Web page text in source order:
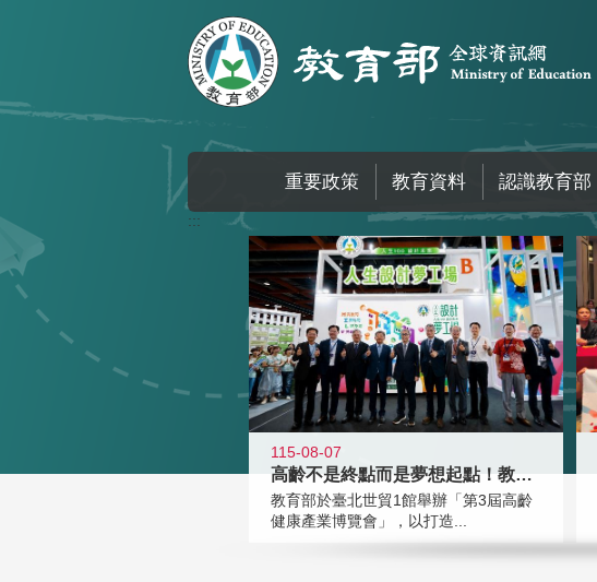
重要政策 教育資料 認識教育部
:::
115-08-07
高齡不是終點而是夢想起點！教育部打
教育部於臺北世貿1館舉辦「第3屆高齡
健康產業博覽會」，以打造...